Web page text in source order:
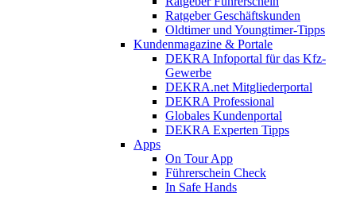
Ratgeber Geschäftskunden
Oldtimer und Youngtimer-Tipps
Kundenmagazine & Portale
DEKRA Infoportal für das Kfz-
Gewerbe
DEKRA.net Mitgliederportal
DEKRA Professional
Globales Kundenportal
DEKRA Experten Tipps
Apps
On Tour App
Führerschein Check
In Safe Hands